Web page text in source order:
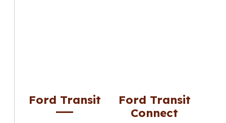
Ford Transit
Ford Transit
Connect